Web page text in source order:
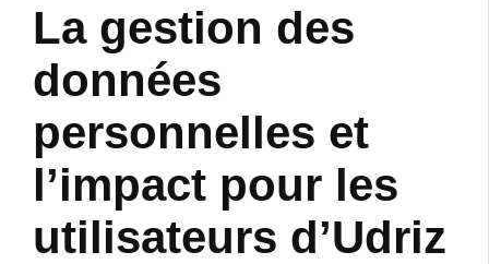
La gestion des
données
personnelles et
l’impact pour les
utilisateurs d’Udriz